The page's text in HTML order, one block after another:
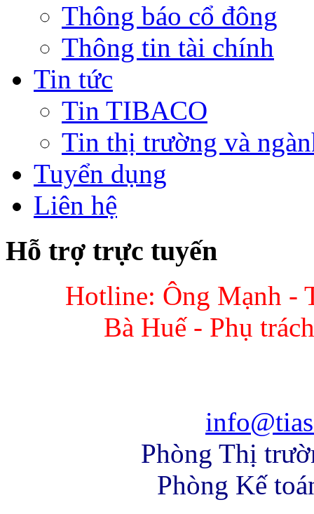
Thông báo cổ đông
Thông tin tài chính
Tin tức
Tin TIBACO
Tin thị trường và
Tuyển dụng
Liên hệ
Hỗ trợ trực tuyến
Hotline: Ông Mạnh -
Bà Huế - Phụ
Phòng Thị
Phòng Kế